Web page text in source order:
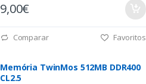
9,00€
Comparar Favoritos
Memória TwinMos 512MB DDR400
CL2.5